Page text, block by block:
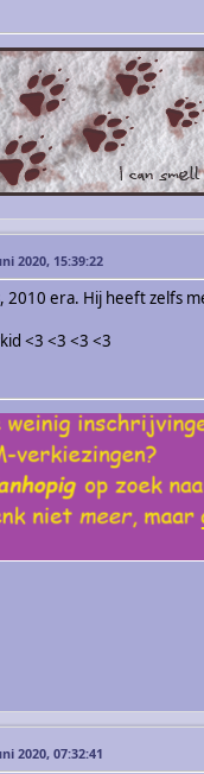
2020, 15:39:22
2010 era. Hij heeft zelfs
<3 <3 <3 <3
2020, 07:32:41